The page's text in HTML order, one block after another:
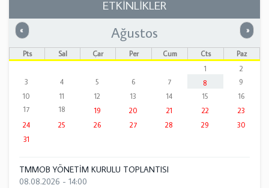
ETKİNLİKLER
« Önceki »
Ağustos
Pts Sal Çar Per Cum Cts
Paz
1
2
3
4 5 6 7 8
9
10
11 12 13 14 15
16
17
18 19 20 21 22
23
24
25 26 27 28 29
30
31
TMMOB YÖNETİM KURULU TOPLANTISI
08.08.2026 - 14:00